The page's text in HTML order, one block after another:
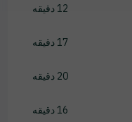
12 دقیقه
17 دقیقه
20 دقیقه
16 دقیقه